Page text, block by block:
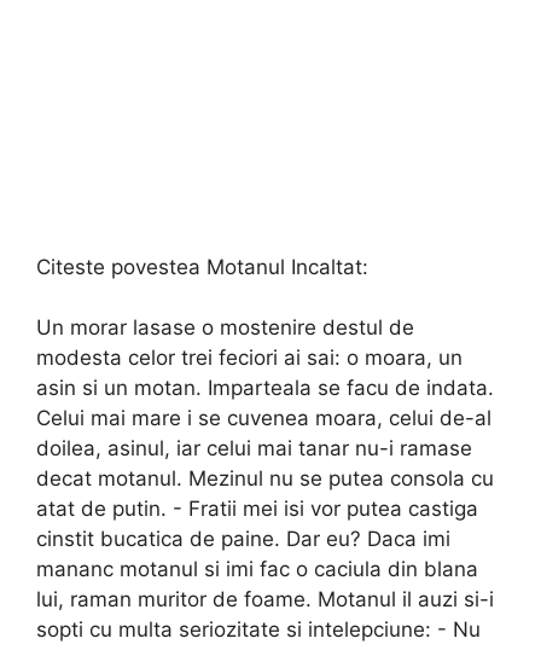
Citeste povestea Motanul Incaltat:
Un morar lasase o mostenire destul de
modesta celor trei feciori ai sai: o moara, un
asin si un motan. Imparteala se facu de indata.
Celui mai mare i se cuvenea moara, celui de-al
doilea, asinul, iar celui mai tanar nu-i ramase
decat motanul. Mezinul nu se putea consola cu
atat de putin. - Fratii mei isi vor putea castiga
cinstit bucatica de paine. Dar eu? Daca imi
mananc motanul si imi fac o caciula din blana
lui, raman muritor de foame. Motanul il auzi si-i
sopti cu multa seriozitate si intelepciune: - Nu